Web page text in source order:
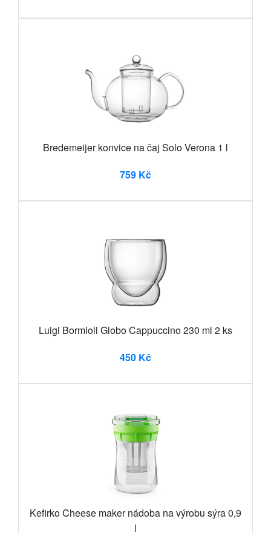
Bredemeijer konvice na čaj Solo Verona 1 l
759 Kč
Luigi Bormioli Globo Cappuccino 230 ml 2 ks
450 Kč
Kefirko Cheese maker nádoba na výrobu sýra 0,9
l